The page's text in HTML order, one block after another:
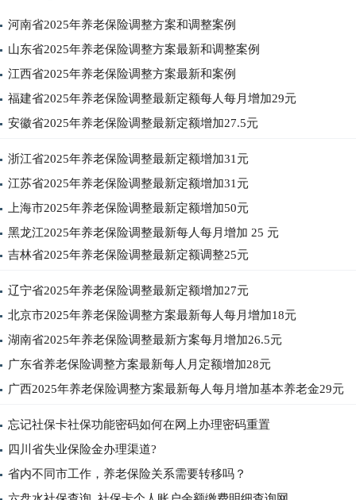
河南省2025年养老保险调整方案和调整案例
山东省2025年养老保险调整方案最新和调整案例
江西省2025年养老保险调整方案最新和案例
福建省2025年养老保险调整最新定额每人每月增加29元
安徽省2025年养老保险调整最新定额增加27.5元
浙江省2025年养老保险调整最新定额增加31元
江苏省2025年养老保险调整最新定额增加31元
上海市2025年养老保险调整最新定额增加50元
黑龙江2025年养老保险调整最新每人每月增加 25 元
吉林省2025年养老保险调整最新定额调整25元
辽宁省2025年养老保险调整最新定额增加27元
北京市2025年养老保险调整方案最新每人每月增加18元
湖南省2025年养老保险调整最新方案每月增加26.5元
广东省养老保险调整方案最新每人月定额增加28元
广西2025年养老保险调整方案最新每人每月增加基本养老金29元
忘记社保卡社保功能密码如何在网上办理密码重置
四川省失业保险金办理渠道?
省内不同市工作，养老保险关系需要转移吗？